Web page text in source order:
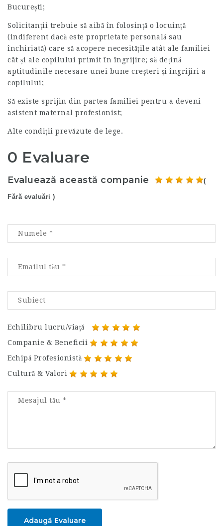
București;
Solicitanții trebuie să aibă în folosință o locuință
(indiferent dacă este proprietate personală sau
închiriată) care să acopere necesitățile atât ale familiei
cât și ale copilului primit în îngrijire; să dețină
aptitudinile necesare unei bune creșteri și îngrijiri a
copilului;
Să existe sprijin din partea familiei pentru a deveni
asistent maternal profesionist;
Alte condiții prevăzute de lege.
0 Evaluare
Evaluează această companie (
Fără evaluări )
Echilibru lucru/viață
Companie & Beneficii
Echipă Profesionistă
Cultură & Valori
Adaugă Evaluare